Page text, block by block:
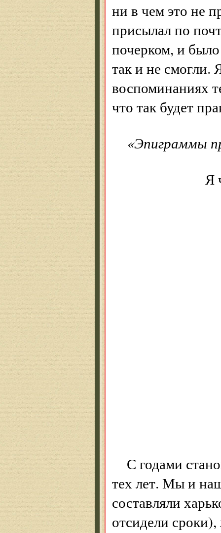
ни в чем это не
присылал по
почерком, и
так и не смогли.
воспоминаниях
что так будет
«Эпиграммы
Я честь
С годами
тех лет. Мы и
составляли
отсидели